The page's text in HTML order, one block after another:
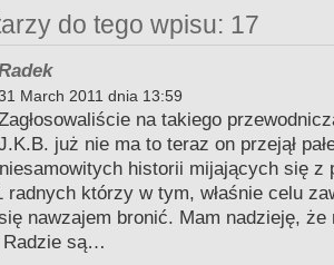
do tego wpisu: 17
March 2011 dnia 13:59
na takiego
już nie ma to teraz on przejął
historii mijających się z
radnych którzy w tym, właśnie celu
nawzajem bronić. Mam nadzieję, że
Radzie są…